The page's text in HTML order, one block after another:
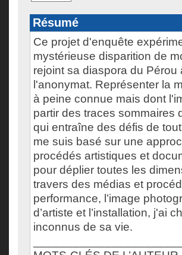
Résumé
Ce projet d'enquête
mystérieuse disparition de
rejoint sa diaspora du Pérou
l'anonymat. Représenter la
à peine connue mais dont
partir des traces sommaires
qui entraîne des défis de
me suis basé sur une
procédés artistiques et
pour déplier toutes les
travers des médias et
performance, l’image
d’artiste et l’installation, j'ai
inconnus de sa vie.